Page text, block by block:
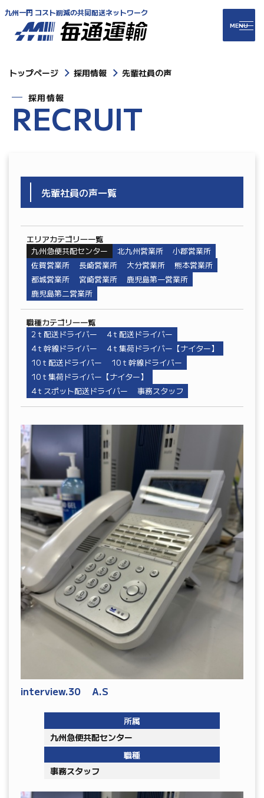
九州一円 コスト削減の共同配送ネットワーク
トップページ 採用情報 先輩社員の声
採用情報
RECRUIT
先輩社員の声一覧
エリアカテゴリ―一覧
九州急便共配センター
北九州営業所
小郡営業所
佐賀営業所
長崎営業所 大分営業所
熊本営業所
都城営業所
宮崎営業所
鹿児島第一営業所
鹿児島第二営業所
職種カテゴリ―一覧
2ｔ配送ドライバー
4ｔ配送ドライバー
4ｔ幹線ドライバー
4ｔ集荷ドライバー【ナイター】
10ｔ配送ドライバー
10ｔ幹線ドライバー
10ｔ集荷ドライバー【ナイター】
4ｔスポット配送ドライバー
事務スタッフ
interview.30 A.S
所属
九州急便共配センター
職種
事務スタッフ